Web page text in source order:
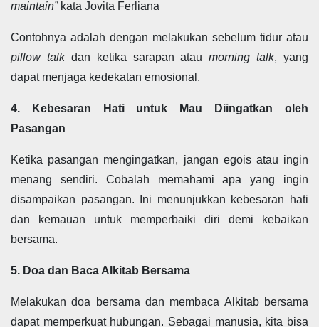
maintain” kata Jovita Ferliana
Contohnya adalah dengan melakukan sebelum tidur atau
pillow talk dan ketika sarapan atau morning talk, yang
dapat menjaga kedekatan emosional.
4. Kebesaran Hati untuk Mau Diingatkan oleh
Pasangan
Ketika pasangan mengingatkan, jangan egois atau ingin
menang sendiri. Cobalah memahami apa yang ingin
disampaikan pasangan. Ini menunjukkan kebesaran hati
dan kemauan untuk memperbaiki diri demi kebaikan
bersama.
5. Doa dan Baca Alkitab Bersama
Melakukan doa bersama dan membaca Alkitab bersama
dapat memperkuat hubungan. Sebagai manusia, kita bisa